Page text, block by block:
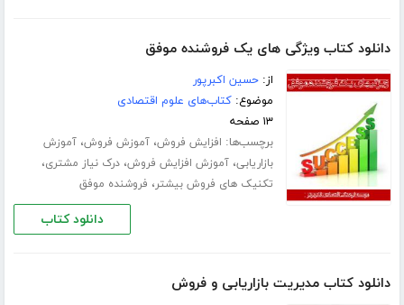
دانلود کتاب ویژگی های یک فروشنده موفق
از:حسین اکبرپور
موضوع:کتاب‌های علوم اقتصادی
۱۳ صفحه
برچسب‌ها: افزایش فروش،آموزش فروش،آموزش
بازاریابی،آموزش افزایش فروش،درک نیاز مشتری،
تکنیک های فروش بیشتر، فروشنده موفق
دانلود کتاب
دانلود کتاب مدیریت بازاریابی و فروش